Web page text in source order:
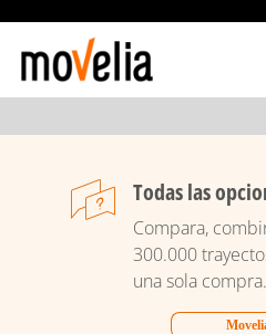
Todas las
Compara,
300.000
una sola compra.